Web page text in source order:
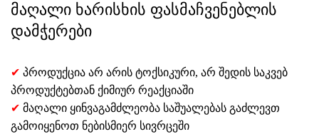
მაღალი ხარისხის ფასმაჩვენებლის
დამჭერები
✔ პროდუქცია არ არის ტოქსიკური, არ შედის საკვებ
პროდუქტებთან ქიმიურ რეაქციაში
✔ მაღალი ყინვაგამძლეობა საშუალებას გაძლევთ
გამოიყენოთ ნებისმიერ სივრცეში